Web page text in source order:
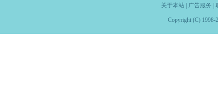
关于本站| 广告服务
Copyright (C) 1998-